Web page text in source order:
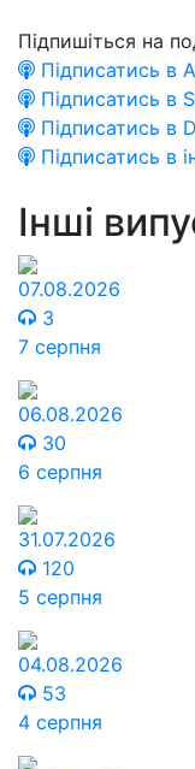
Підпишіться на
Підписатись в
Підписатись в
Підписатись в
Підписатись в
Інші
07.08.2026
3
7 серпня
06.08.2026
30
6 серпня
31.07.2026
120
5 серпня
04.08.2026
53
4 серпня